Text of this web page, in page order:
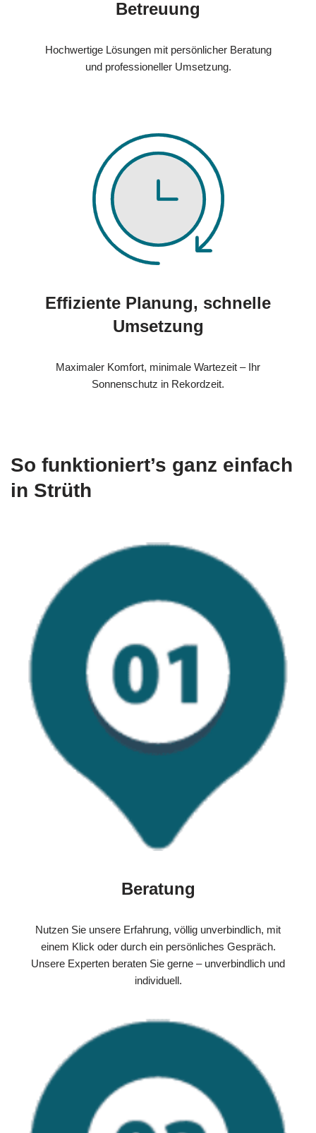
Betreuung
Hochwertige Lösungen mit persönlicher Beratung
und professioneller Umsetzung.
Effiziente Planung, schnelle
Umsetzung
Maximaler Komfort, minimale Wartezeit – Ihr
Sonnenschutz in Rekordzeit.
So funktioniert’s ganz einfach
in Strüth
Beratung
Nutzen Sie unsere Erfahrung, völlig unverbindlich, mit
einem Klick oder durch ein persönliches Gespräch.
Unsere Experten beraten Sie gerne – unverbindlich und
individuell.